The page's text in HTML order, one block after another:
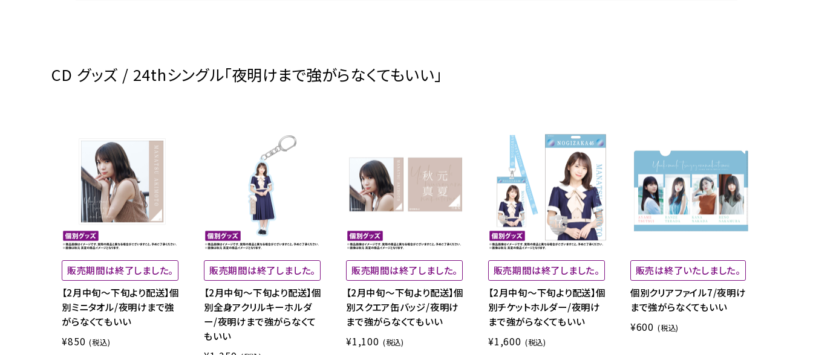
CD グッズ / 24thシングル「夜明けまで強がらなくてもいい」
販売期間は終了しました。
【2月中旬～下旬より配送】個
別ミニタオル/夜明けまで強
がらなくてもいい
¥850 (税込)
販売期間は終了しました。
【2月中旬～下旬より配送】個
別全身アクリルキーホルダ
ー/夜明けまで強がらなくて
もいい
販売期間は終了しました。
【2月中旬～下旬より配送】個
別スクエア缶バッジ/夜明け
まで強がらなくてもいい
¥1,100 (税込)
販売期間は終了しました。
【2月中旬～下旬より配送】個
別チケットホルダー/夜明け
まで強がらなくてもいい
¥1,600 (税込)
販売は終了いたしました。
個別クリアファイル7/夜明け
まで強がらなくてもいい
¥600 (税込)